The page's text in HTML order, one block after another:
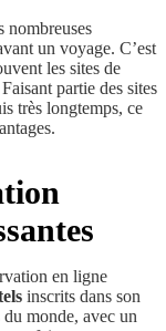
nombreuses
un voyage. C’est
les sites de
partie des sites
très longtemps, ce
en ligne
inscrits dans son
monde, avec un